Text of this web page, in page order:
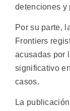
detenciones y
Por su parte,
Frontiers
acusadas por
significativo
casos.
La